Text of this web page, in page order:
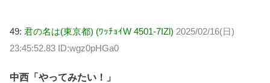
49: 君の名は(東京都) (ﾜｯﾁｮｲW 4501-7IZl) 2025/02/16(日)
23:45:52.83 ID:wgz0pHGa0
中西「やってみたい！」